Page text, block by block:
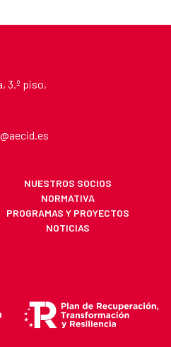
3.º piso,
NUESTROS SOCIOS
NORMATIVA
PROGRAMAS Y PROYECTOS
NOTICIAS